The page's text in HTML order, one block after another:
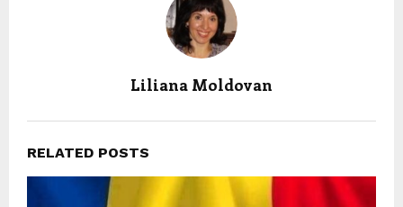
Liliana Moldovan
RELATED POSTS